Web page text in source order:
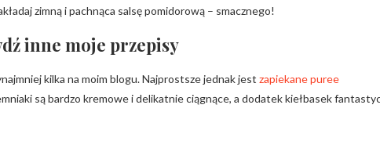
zimną i pachnąca salsę pomidorową – smacznego!
inne moje przepisy
kilka na moim blogu. Najprostsze jednak jest zapiekane puree
są bardzo kremowe i delikatnie ciągnące, a dodatek kiełbasek